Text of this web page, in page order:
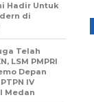
Hadir Untuk
di
Telah
LSM PMPRI
Depan
IV
Medan